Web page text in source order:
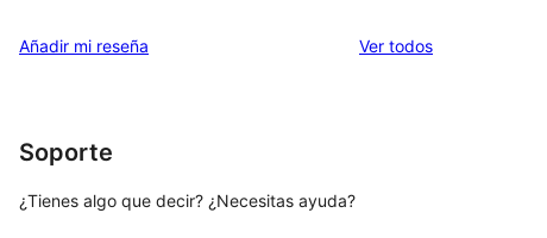
Añadir mi reseña Ver todoslos
Soporte
¿Tienes algo que decir? ¿Necesitas ayuda?